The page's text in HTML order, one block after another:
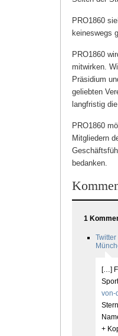
PRO1860
keineswegs
PRO1860
mitwirken.
Präsidium
geliebten
langfristig
PRO1860
Mitgliedern
bedanken.
1
[…]
von-
+